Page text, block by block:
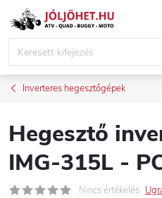
Ugrás
Inverteres hegesztőgépek
Hegesztő
IMG-315L -
Nincs értékelés